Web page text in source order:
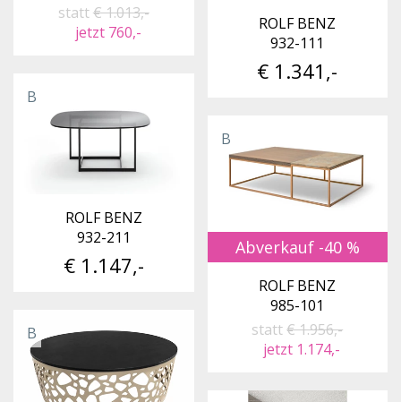
statt€ 1.013,-
jetzt 760,-
ROLF BENZ
932-111
€ 1.341,-
B
ROLF BENZ
932-211
€ 1.147,-
B
Abverkauf -40 %
ROLF BENZ
985-101
statt€ 1.956,-
jetzt 1.174,-
B